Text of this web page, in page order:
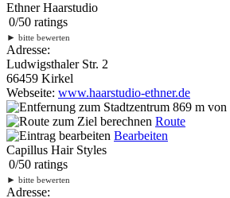
Ethner Haarstudio
0/50 ratings
► bitte bewerten
Adresse:
Ludwigsthaler Str. 2
66459 Kirkel
Webseite: www.haarstudio-ethner.de
869 m von
Route
Bearbeiten
Capillus Hair Styles
0/50 ratings
► bitte bewerten
Adresse: